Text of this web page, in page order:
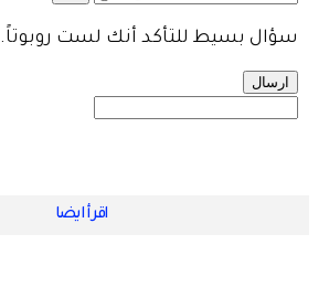
سؤال بسيط للتأكد أنك لست روبوتاً.
ارسال
اقرأ ايضا